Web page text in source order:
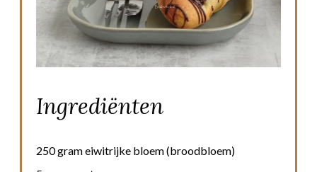
Ingrediënten
250 gram eiwitrijke bloem (broodbloem)